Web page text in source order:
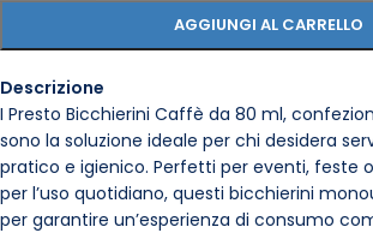
AGGIUNGI AL CARRELLO
Descrizione
I Presto Bicchierini Caffè da 80 ml,
sono la soluzione ideale per chi desidera
pratico e igienico. Perfetti per eventi, feste
per l’uso quotidiano, questi bicchierini
per garantire un’esperienza di consumo